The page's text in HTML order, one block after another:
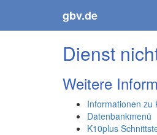
gbv.de
Dienst
Weitere
Informationen zu
Datenbankmenü
K10plus